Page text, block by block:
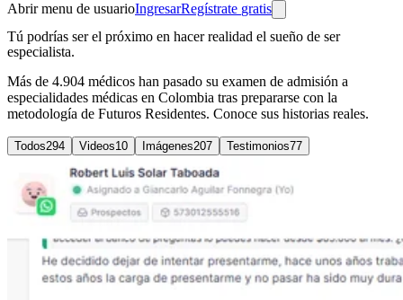
Abrir menu de usuarioIngresarRegístrate gratis
Tú podrías ser el próximo en hacer realidad el sueño de ser
especialista.
Más de 4.904 médicos han pasado su examen de admisión a
especialidades médicas en Colombia tras prepararse con la
metodología de Futuros Residentes. Conoce sus historias reales.
Todos294 Videos10 Imágenes207 Testimonios77